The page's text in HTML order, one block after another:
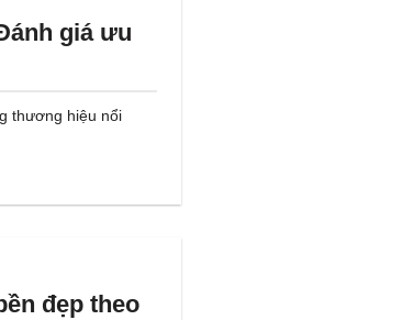
giá ưu
thương hiệu nổi
đẹp theo